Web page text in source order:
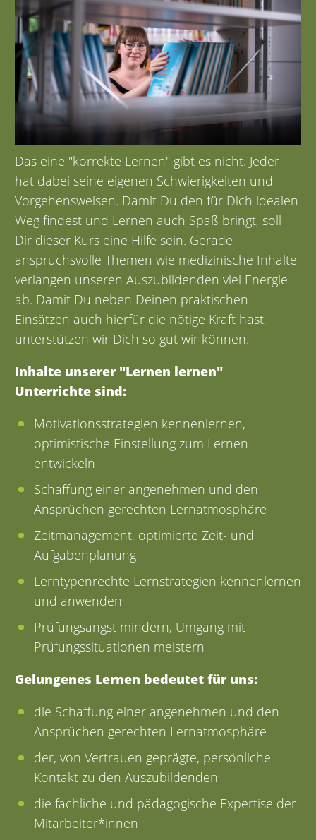
Das eine "korrekte Lernen" gibt es nicht. Jeder
hat dabei seine eigenen Schwierigkeiten und
Vorgehensweisen. Damit Du den für Dich idealen
Weg findest und Lernen auch Spaß bringt, soll
Dir dieser Kurs eine Hilfe sein. Gerade
anspruchsvolle Themen wie medizinische Inhalte
verlangen unseren Auszubildenden viel Energie
ab. Damit Du neben Deinen praktischen
Einsätzen auch hierfür die nötige Kraft hast,
unterstützen wir Dich so gut wir können.
Inhalte unserer "Lernen lernen"
Unterrichte sind:
Motivationsstrategien kennenlernen,
optimistische Einstellung zum Lernen
entwickeln
Schaffung einer angenehmen und den
Ansprüchen gerechten Lernatmosphäre
Zeitmanagement, optimierte Zeit- und
Aufgabenplanung
Lerntypenrechte Lernstrategien kennenlernen
und anwenden
Prüfungsangst mindern, Umgang mit
Prüfungssituationen meistern
Gelungenes Lernen bedeutet für uns:
die Schaffung einer angenehmen und den
Ansprüchen gerechten Lernatmosphäre
der, von Vertrauen geprägte, persönliche
Kontakt zu den Auszubildenden
die fachliche und pädagogische Expertise der
Mitarbeiter*innen